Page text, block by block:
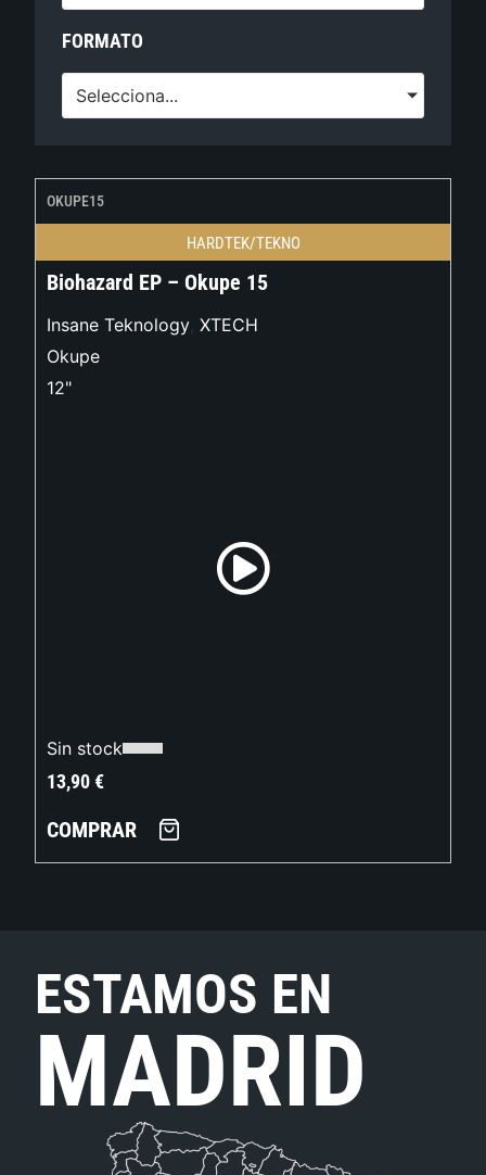
FORMATO
Selecciona...
OKUPE15
HARDTEK/TEKNO
Biohazard EP – Okupe 15
Insane Teknology, XTECH
Okupe
12"
Sin stock
13,90€
COMPRAR
ESTAMOS EN
MADRID